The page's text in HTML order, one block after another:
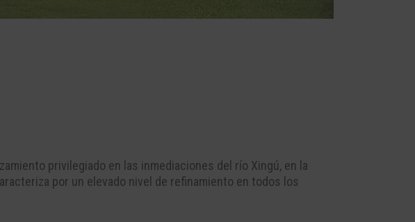
privilegiado en las inmediaciones del río Xingú, en la
por un elevado nivel de refinamiento en todos los